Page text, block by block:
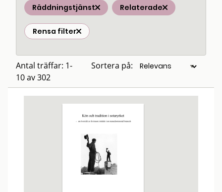
Räddningstjänst Relaterade
Rensa filter
Antal träffar: 1-
10 av 302
Sortera på: